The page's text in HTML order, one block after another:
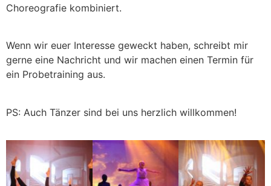
Choreografie kombiniert.
Wenn wir euer Interesse geweckt haben, schreibt mir
gerne eine Nachricht und wir machen einen Termin für
ein Probetraining aus.
PS: Auch Tänzer sind bei uns herzlich willkommen!